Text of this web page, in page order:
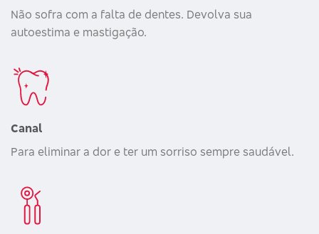
Não sofra com a falta de dentes. Devolva sua
autoestima e mastigação.
Canal
Para eliminar a dor e ter um sorriso sempre saudável.